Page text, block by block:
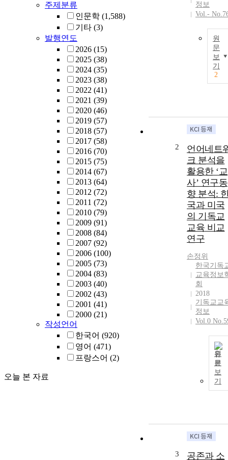
주제분류
인문학 (1,588)
기타 (3)
발행연도
2026 (15)
2025 (38)
2024 (35)
2023 (38)
2022 (41)
2021 (39)
2020 (46)
2019 (57)
2018 (57)
2017 (58)
2016 (70)
2015 (75)
2014 (67)
2013 (64)
2012 (72)
2011 (72)
2010 (79)
2009 (91)
2008 (84)
2007 (92)
2006 (100)
2005 (73)
2004 (83)
2003 (40)
2002 (43)
2001 (41)
2000 (21)
작성언어
한국어 (920)
영어 (471)
프랑스어 (2)
오늘 본 자료
정보
Vol.-
원
문
보
기
2
2
언어네트
크 분석을
활용한 ‘교
사’ 연구동
향 분석:
국과 미국
의 기독교
교육 비교
연구
손정위
한국기독
교육정보
회
2018
기독교교
정보
Vol.0
원
문
보
기
3 공존과 소